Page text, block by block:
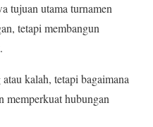
tujuan utama turnamen
tetapi membangun
kalah, tetapi bagaimana
memperkuat hubungan